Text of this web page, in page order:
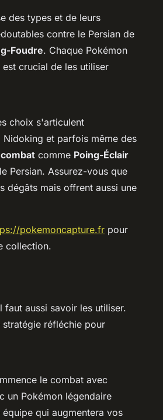
des types et de leurs
contre le Persian de
Foudre. Chaque Pokémon
crucial de les utiliser
choix s'articulent
Nidoking et parfois même des
comme Poing-Éclair
Persian. Assurez-vous que
dégâts mais offrent aussi une
pokemoncapture.fr pour
collection.
aussi savoir les utiliser.
réfléchie pour
le combat avec
un Pokémon légendaire
qui augmentera vos